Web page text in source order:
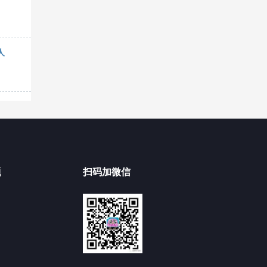
扫码加微信